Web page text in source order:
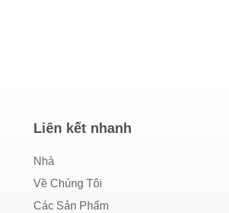
Liên kết nhanh
Nhà
Về Chúng Tôi
Các Sản Phẩm